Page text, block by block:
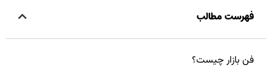
فهرست مطالب
فن بازار چیست؟